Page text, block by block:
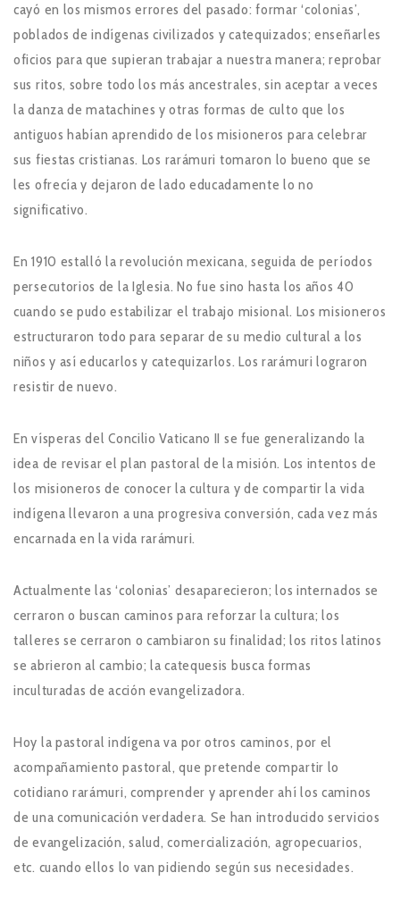
cayó en los mismos errores del pasado: formar ‘colonias’,
poblados de indígenas civilizados y catequizados; enseñarles
oficios para que supieran trabajar a nuestra manera; reprobar
sus ritos, sobre todo los más ancestrales, sin aceptar a veces
la danza de matachines y otras formas de culto que los
antiguos habían aprendido de los misioneros para celebrar
sus fiestas cristianas. Los rarámuri tomaron lo bueno que se
les ofrecía y dejaron de lado educadamente lo no
significativo.
En 1910 estalló la revolución mexicana, seguida de períodos
persecutorios de la Iglesia. No fue sino hasta los años 40
cuando se pudo estabilizar el trabajo misional. Los misioneros
estructuraron todo para separar de su medio cultural a los
niños y así educarlos y catequizarlos. Los rarámuri lograron
resistir de nuevo.
En vísperas del Concilio Vaticano II se fue generalizando la
idea de revisar el plan pastoral de la misión. Los intentos de
los misioneros de conocer la cultura y de compartir la vida
indígena llevaron a una progresiva conversión, cada vez más
encarnada en la vida rarámuri.
Actualmente las ‘colonias’ desaparecieron; los internados se
cerraron o buscan caminos para reforzar la cultura; los
talleres se cerraron o cambiaron su finalidad; los ritos latinos
se abrieron al cambio; la catequesis busca formas
inculturadas de acción evangelizadora.
Hoy la pastoral indígena va por otros caminos, por el
acompañamiento pastoral, que pretende compartir lo
cotidiano rarámuri, comprender y aprender ahí los caminos
de una comunicación verdadera. Se han introducido servicios
de evangelización, salud, comercialización, agropecuarios,
etc. cuando ellos lo van pidiendo según sus necesidades.